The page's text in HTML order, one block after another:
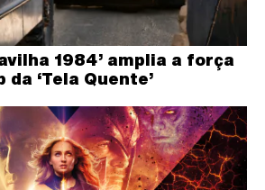
1984’ amplia a força
da ‘Tela Quente’